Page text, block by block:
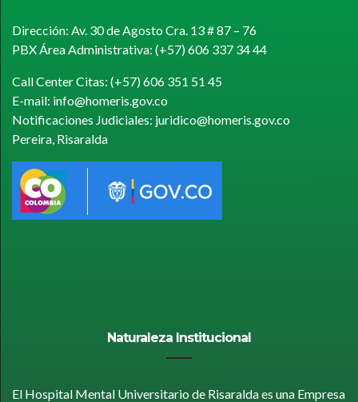
Dirección: Av. 30 de Agosto Cra. 13 # 87 – 76
PBX Área Administrativa: (+57) 606 337 34 44
Call Center Citas: (+57) 606 351 51 45
E-mail: info@homeris.gov.co
Notificaciones Judiciales: juridico@homeris.gov.co
Pereira, Risaralda
Naturaleza Institucional
El Hospital Mental Universitario de Risaralda es una Empresa